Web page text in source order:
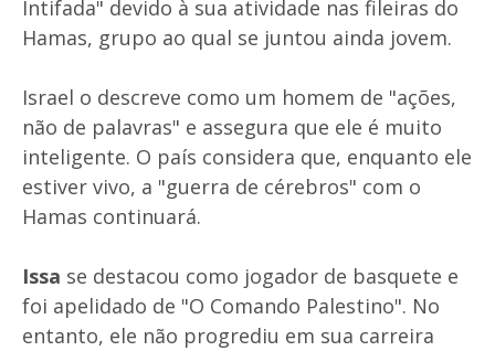
Intifada" devido à sua atividade nas fileiras do
Hamas, grupo ao qual se juntou ainda jovem.
Israel o descreve como um homem de "ações,
não de palavras" e assegura que ele é muito
inteligente. O país considera que, enquanto ele
estiver vivo, a "guerra de cérebros" com o
Hamas continuará.
Issa se destacou como jogador de basquete e
foi apelidado de "O Comando Palestino". No
entanto, ele não progrediu em sua carreira